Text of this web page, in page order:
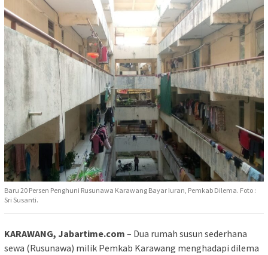
Baru 20 Persen Penghuni Rusunawa Karawang Bayar Iuran, Pemkab Dilema. Foto :
Sri Susanti.
KARAWANG, Jabartime.com – Dua rumah susun sederhana
sewa (Rusunawa) milik Pemkab Karawang menghadapi dilema